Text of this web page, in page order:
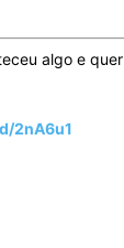
algo e quer
2nA6u1